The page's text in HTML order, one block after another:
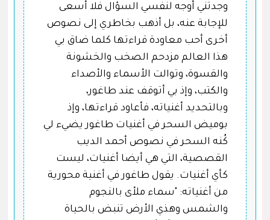
وجدتني أوجه لنفسي السؤال فلا أسعى
للإجابة عنه، بل أذهب بخاطري إلى نصوص
أخرى أحب معاودة قراءتها كلما ضاق بي
هذا العالم مزدحم الصخب والخشونة
والقسوة، وتوالت الأسماء والأصداء
والكتب، وإذ بي أتوقف عند طاغور،
وبالتحديد أغنياته، فأعاود قراءتها، وإذ
بوميض السحر في أغنيات طاغور يضيء لي
كُنه السحر في نصوص أحمد الديب
القصصية، التي هي أيضا أغنيات، ليست
كأي أغنيات. يقول طاغور في أغنية محورية
من أغنياته: "سماء ملأى بالنجوم
والشمس وهذي الأرض تنبض بالحياة